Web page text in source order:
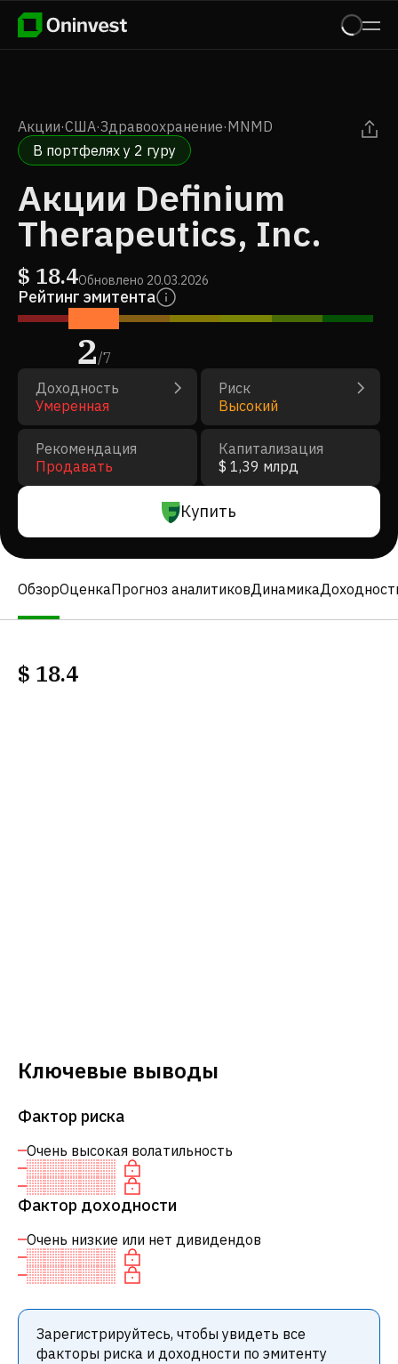
Акции·США·Здравоохранение·MNMD
В портфелях у 2 гуру
Акции Definium
Therapeutics, Inc.
$ 18.4Обновлено 20.03.2026
Рейтинг эмитента
2/7
Доходность
Умеренная
Риск
Высокий
Рекомендация
Продавать
Капитализация
$ 1,39 млрд
Купить
ОбзорОценкаПрогноз аналитиковДинамика
$ 18.4
Ключевые выводы
Фактор риска
Очень высокая волатильность
Фактор доходности
Очень низкие или нет дивидендов
Зарегистрируйтесь, чтобы увидеть все
факторы риска и доходности по эмитенту